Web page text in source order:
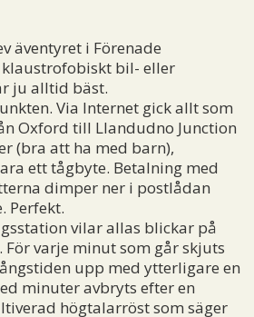
äventyret i Förenade
bil- eller
ju alltid bäst.
Via Internet gick allt som
Oxford till Llandudno Junction
(bra att ha med barn),
ett tågbyte. Betalning med
dimper ner i postlådan
Perfekt.
vilar allas blickar på
varje minut som går skjuts
upp med ytterligare en
minuter avbryts efter en
högtalarröst som säger